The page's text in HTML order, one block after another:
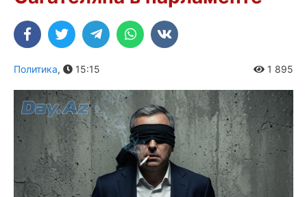
Политика, 15:15 1 895